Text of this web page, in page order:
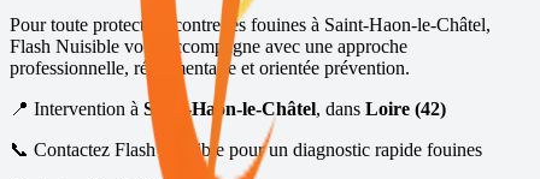
Pour toute protection contre les fouines à Saint-Haon-le-Châtel,
Flash Nuisible vous accompagne avec une approche
professionnelle, réglementaire et orientée prévention.
📍 Intervention à Saint-Haon-le-Châtel, dans Loire (42)
📞 Contactez Flash Nuisible pour un diagnostic rapide fouines